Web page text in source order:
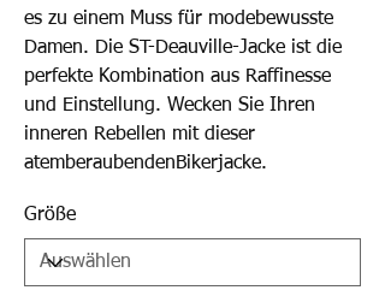
es zu einem Muss für modebewusste
Damen. Die ST-Deauville-Jacke ist die
perfekte Kombination aus Raffinesse
und Einstellung. Wecken Sie Ihren
inneren Rebellen mit dieser
atemberaubendenBikerjacke.
Größe